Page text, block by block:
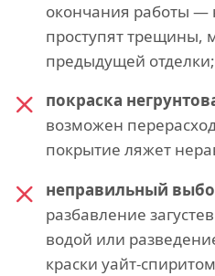
окончания работы —
проступят трещины,
предыдущей отделки;
покраска
возможен
покрытие ляжет
неправильный
разбавление
водой или
краски уайт-